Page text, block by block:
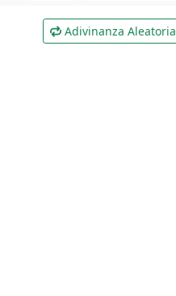
Adivinanza Aleatoria